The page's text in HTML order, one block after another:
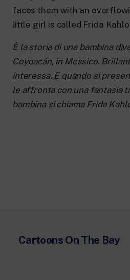
faces them with an
little girl is called Frida
È la storia di una bambina
Coyoacán, in Messico.
interessa. E quando si
le affronta con una fantasia
bambina si chiama Frida
Cartoons On The Bay